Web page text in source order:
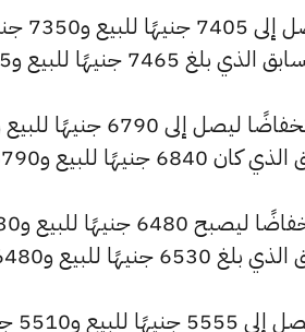
للبيع و7405 جنيهًا للشراء.
و6790 جنيهًا للشراء.
جنيهًا للشراء.